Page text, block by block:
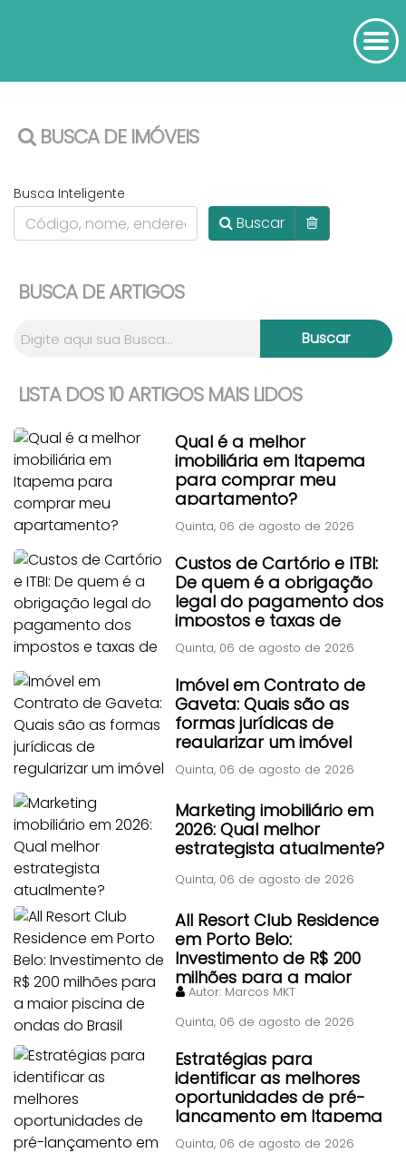
BUSCA DE IMÓVEIS
Busca Inteligente
Buscar
BUSCA DE ARTIGOS
LISTA DOS 10 ARTIGOS MAIS LIDOS
Qual é a melhor
imobiliária em Itapema
para comprar meu
apartamento?
Quinta, 06 de agosto de 2026
Custos de Cartório e ITBI:
De quem é a obrigação
legal do pagamento dos
impostos e taxas de
transferência?
Quinta, 06 de agosto de 2026
Imóvel em Contrato de
Gaveta: Quais são as
formas jurídicas de
regularizar um imóvel
adquirido por contrato
particular antigo?
Quinta, 06 de agosto de 2026
Marketing imobiliário em
2026: Qual melhor
estrategista atualmente?
Quinta, 06 de agosto de 2026
All Resort Club Residence
em Porto Belo:
Investimento de R$ 200
milhões para a maior
piscina de ondas do Brasil
Autor: Marcos MKT
Quinta, 06 de agosto de 2026
Estratégias para
identificar as melhores
oportunidades de pré-
lançamento em Itapema
Quinta, 06 de agosto de 2026